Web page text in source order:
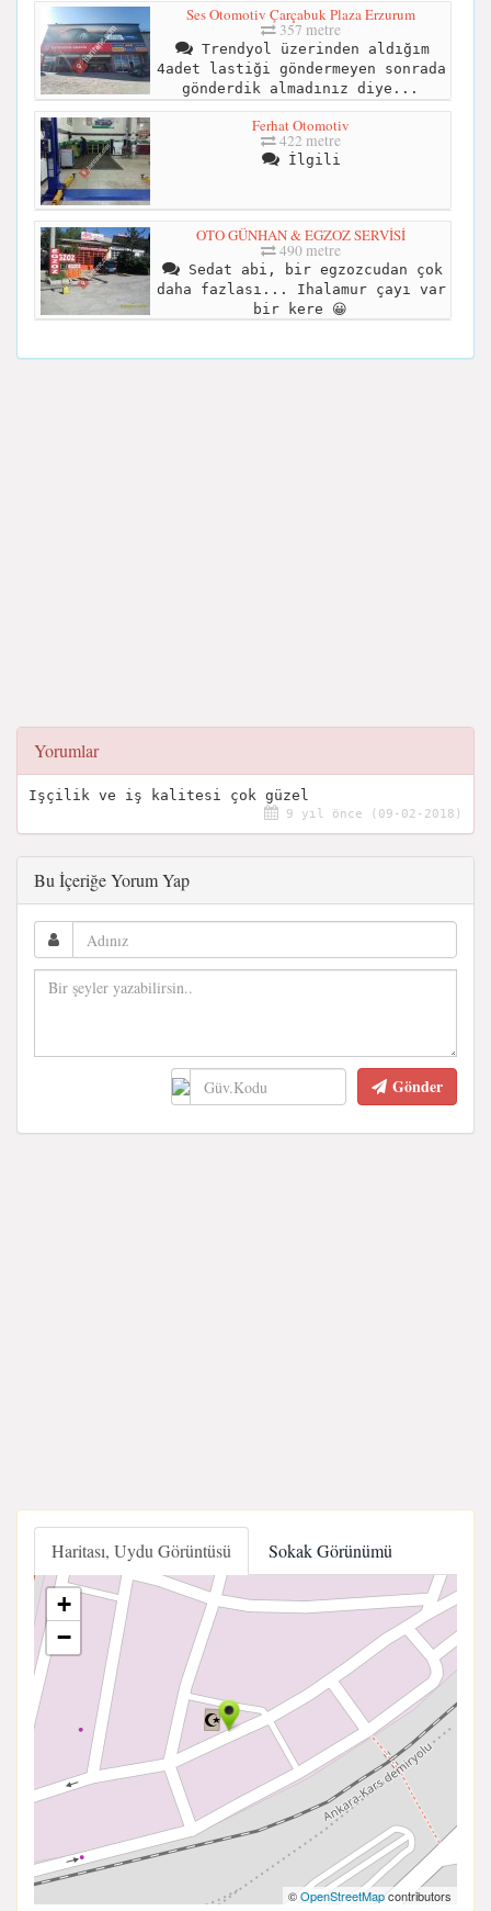
Ses Otomotiv Çarçabuk Plaza Erzurum
357 metre
Trendyol üzerinden aldığım
4adet lastiği göndermeyen sonrada
gönderdik almadınız diye...
Ferhat Otomotiv
422 metre
İlgili
OTO GÜNHAN & EGZOZ SERVİSİ
490 metre
Sedat abi, bir egzozcudan çok
daha fazlası... Ihalamur çayı var
bir kere 😀
Yorumlar
Işçilik ve iş kalitesi çok güzel
9 yıl önce (09-02-2018)
Bu İçeriğe Yorum Yap
Gönder
Haritası, Uydu Görüntüsü Sokak Görünümü
+
−
©OpenStreetMapcontributors